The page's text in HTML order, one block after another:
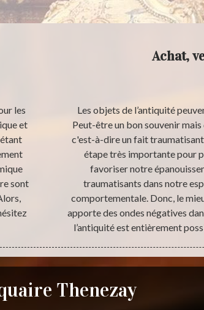
les
et
sont
Achat,
Les objets de l’antiquité
Peut-être un bon souvenir
c'est-à-dire un fait
étape très importante pour
favoriser notre
traumatisants dans notre
comportementale. Donc, le
apporte des ondes négatives
l’antiquité est entièrement
Thenezay